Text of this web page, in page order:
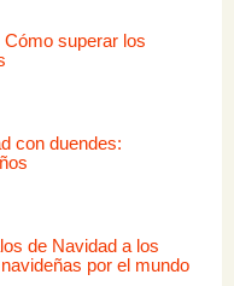
superar los
con duendes:
de Navidad a los
por el mundo